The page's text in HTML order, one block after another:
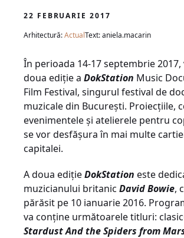
22 FEBRUARIE 2017
Arhitectură:ActualText: aniela.macarin
În perioada 14-17 septembrie 2017,
doua ediție a DokStation Music
Film Festival, singurul festival de
muzicale din București. Proiecțiile,
evenimentele și atelierele pentru
se vor desfășura în mai multe
capitalei.
A doua edițieDokStation este
muzicianului britanic David Bowie,
părăsit pe 10 ianuarie 2016.
va conține următoarele titluri:
Stardust And the Spiders from